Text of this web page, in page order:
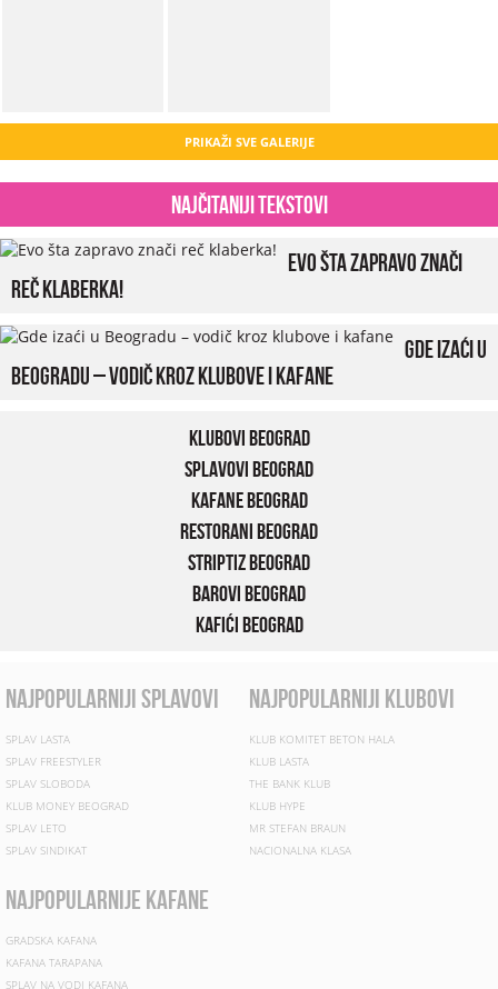
PRIKAŽI SVE GALERIJE
Najčitaniji tekstovi
Evo šta zapravo znači
reč klaberka!
Gde izaći u
Beogradu – vodič kroz klubove i kafane
Klubovi Beograd
Splavovi Beograd
Kafane Beograd
Restorani Beograd
Striptiz Beograd
Barovi Beograd
Kafići Beograd
najpopularniji splavovi
SPLAV LASTA
SPLAV FREESTYLER
SPLAV SLOBODA
KLUB MONEY BEOGRAD
SPLAV LETO
SPLAV SINDIKAT
najpopularniji klubovi
KLUB KOMITET BETON HALA
KLUB LASTA
THE BANK KLUB
KLUB HYPE
MR STEFAN BRAUN
NACIONALNA KLASA
najpopularnije kafane
GRADSKA KAFANA
KAFANA TARAPANA
SPLAV NA VODI KAFANA